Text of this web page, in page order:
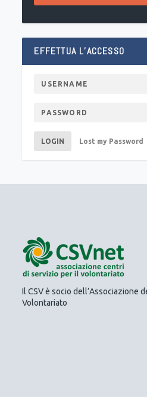
EFFETTUA L’ACCESSO
LOGIN Lost my Password
Il CSV è socio dell’Associazione
Volontariato